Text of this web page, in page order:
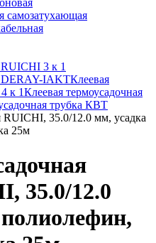
самозатухающая
RUICHI 3 к 1
DERAY-IAKTКлеевая
к 1Клеевая термоусадочная
трубка КВТ
RUICHI, 35.0/12.0 мм, усадка
25м
35.0/12.0